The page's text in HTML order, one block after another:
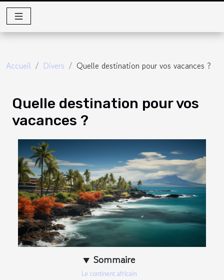
Accueil Divers Quelle destination pour vos vacances ?
Quelle destination pour vos
vacances ?
Sommaire
Le continent africain